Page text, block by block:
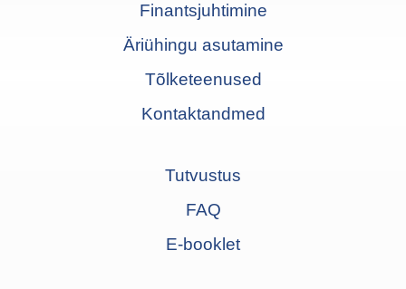
Finantsjuhtimine
Äriühingu asutamine
Tõlketeenused
Kontaktandmed
Tutvustus
FAQ
E-booklet